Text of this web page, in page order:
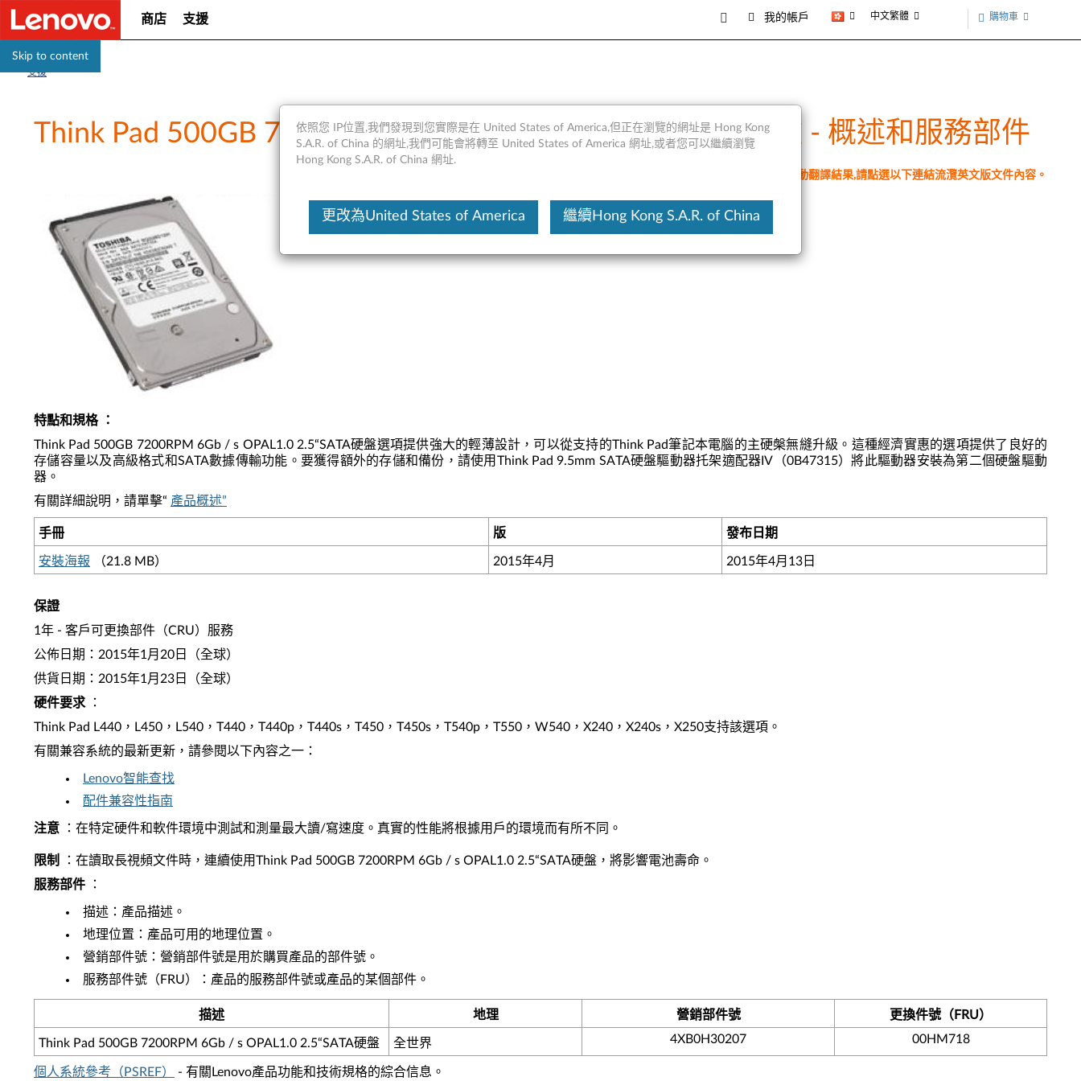
Skip to content
商店 支援 我的帳戶 中文繁體 購物車
支援
Think Pad 500GB 7200RPM 6Gb / s OPAL1.0 2.5“SATA硬盤 - 概述和服務部件
這份文件為翻譯程式自動翻譯結果,請點選以下連結流灠英文版文件內容。
特點和規格
：
Think Pad 500GB 7200RPM 6Gb / s OPAL1.0 2.5“SATA硬盤選項提供強大的輕薄設計，可以從支持的Think Pad筆記本電腦的主硬槃無縫升級。這種經濟實惠的選項提供了良好的
存儲容量以及高級格式和SATA數據傳輸功能。要獲得額外的存儲和備份，請使用Think Pad 9.5mm SATA硬盤驅動器托架適配器IV（0B47315）將此驅動器安裝為第二個硬盤驅動
器。
有關詳細說明，請單擊“ 產品概述”
手冊 版 發布日期
安裝海報 （21.8 MB） 2015年4月 2015年4月13日
保證
1年 - 客戶可更換部件（CRU）服務
公佈日期：2015年1月20日（全球）
供貨日期：2015年1月23日（全球）
硬件要求 ：
Think Pad L440，L450，L540，T440，T440p，T440s，T450，T450s，T540p，T550，W540，X240，X240s，X250支持該選項。
有關兼容系統的最新更新，請參閱以下內容之一：
Lenovo智能查找
配件兼容性指南
注意 ：在特定硬件和軟件環境中測試和測量最大讀/寫速度。真實的性能將根據用戶的環境而有所不同。
限制
：在讀取長視頻文件時，連續使用Think Pad 500GB 7200RPM 6Gb / s OPAL1.0 2.5“SATA硬盤，將影響電池壽命。
服務部件 ：
描述：產品描述。
地理位置：產品可用的地理位置。
營銷部件號：營銷部件號是用於購買產品的部件號。
服務部件號（FRU）：產品的服務部件號或產品的某個部件。
描述 地理 營銷部件號 更換件號（FRU）
Think Pad 500GB 7200RPM 6Gb / s OPAL1.0 2.5“SATA硬盤 全世界 4XB0H30207 00HM718
個人系統參考（PSREF） - 有關Lenovo產品功能和技術規格的綜合信息。
依照您 IP位置,我們發現到您實際是在 United States of America,但正在瀏覽的網址是 Hong Kong
S.A.R. of China 的網址,我們可能會將轉至 United States of America 網址,或者您可以繼續瀏覽
Hong Kong S.A.R. of China 網址.
更改為United States of America 繼續Hong Kong S.A.R. of China